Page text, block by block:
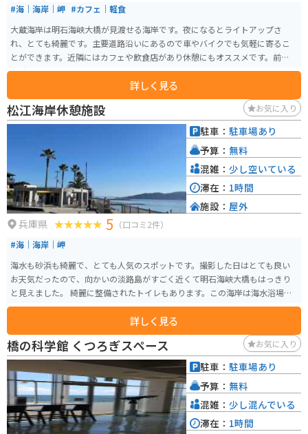
#海｜海岸｜岬 #カフェ｜軽食
大蔵海岸は明石海峡大橋が見渡せる海岸です。夜になるとライトアップさ
れ、とても綺麗です。主要道路沿いにあるので車やバイクでも気軽に寄るこ
とができます。近隣にはカフェや飲食店があり休憩にもオススメです。前の道
は時間帯に寄っては混み合うこともあります。
詳しく見る
松江海岸休憩施設 お気に入り
兵庫県 5 （口コミ2件）
#海｜海岸｜岬
海水も砂浜も綺麗で、とても人気のスポットです。撮影した日はとても良い
お天気だったので、向かいの淡路島がすごく近くて明石海峡大橋もはっきり
と見えました。 綺麗に整備されたトイレもあります。この海岸は海水浴場に
もなっているので、シーズンになるとたくさんの人で賑わいます。また、シ
ーズン中は駐車料金も変更になるのでご注意ください。
詳しく見る
駐車： 駐車場あり
予算： 無料
混雑： 少し空いている
滞在： 1時間
施設： 屋外
橋の科学館 くつろぎスペース お気に入り
駐車： 駐車場あり
予算： 無料
混雑： 少し混んでいる
滞在： 1時間